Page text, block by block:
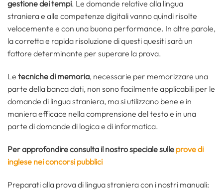
gestione dei tempi. Le domande relative alla lingua
straniera e alle competenze digitali vanno quindi risolte
velocemente e con una buona performance. In altre parole,
la corretta e rapida risoluzione di questi quesiti sarà un
fattore determinante per superare la prova.
Le tecniche di memoria, necessarie per memorizzare una
parte della banca dati, non sono facilmente applicabili per le
domande di lingua straniera, ma si utilizzano bene e in
maniera efficace nella comprensione del testo e in una
parte di domande di logica e di informatica.
Per approfondire consulta il nostro speciale sulle prove di
inglese nei concorsi pubblici
Preparati alla prova di lingua straniera con i nostri manuali: